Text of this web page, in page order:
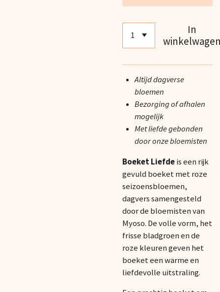
In
Altijd dagverse
bloemen
Bezorging of afhalen
mogelijk
Met liefde gebonden
door onze bloemisten
Boeket Liefdeis een rijk
gevuld boeket met roze
seizoensbloemen,
dagvers samengesteld
door de bloemisten van
Myoso. De volle vorm, het
frisse bladgroen en de
roze kleuren geven het
boeket een warme en
liefdevolle uitstraling.